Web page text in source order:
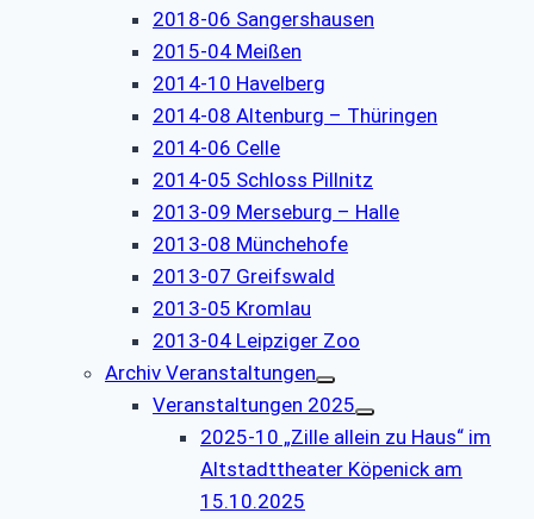
2018-06 Sangershausen
2015-04 Meißen
2014-10 Havelberg
2014-08 Altenburg – Thüringen
2014-06 Celle
2014-05 Schloss Pillnitz
2013-09 Merseburg – Halle
2013-08 Münchehofe
2013-07 Greifswald
2013-05 Kromlau
2013-04 Leipziger Zoo
Archiv Veranstaltungen
Veranstaltungen 2025
2025-10 „Zille allein zu Haus“ im
Altstadttheater Köpenick am
15.10.2025